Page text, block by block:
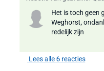
Het is toch geen
Weghorst,
redelijk zijn
Lees alle 6 reacties